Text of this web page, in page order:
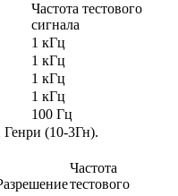
Частота тестового
сигнала
1 кГц
1 кГц
1 кГц
1 кГц
100 Гц
(10-3Гн).
Частота
тестового